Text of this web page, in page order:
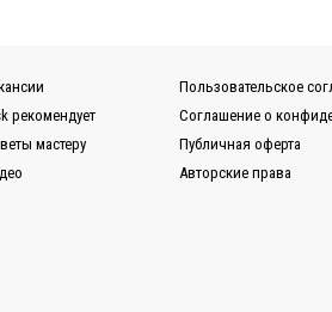
рекомендует
мастеру
Пользовательское
Соглашение о
Публичная оферта
Авторские права